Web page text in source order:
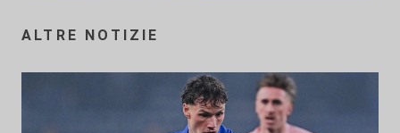
ALTRE NOTIZIE